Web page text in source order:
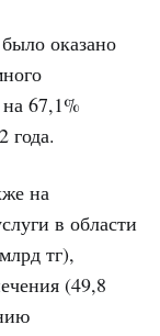
оказано
67,1%
года.
на
в области
тг),
(49,8